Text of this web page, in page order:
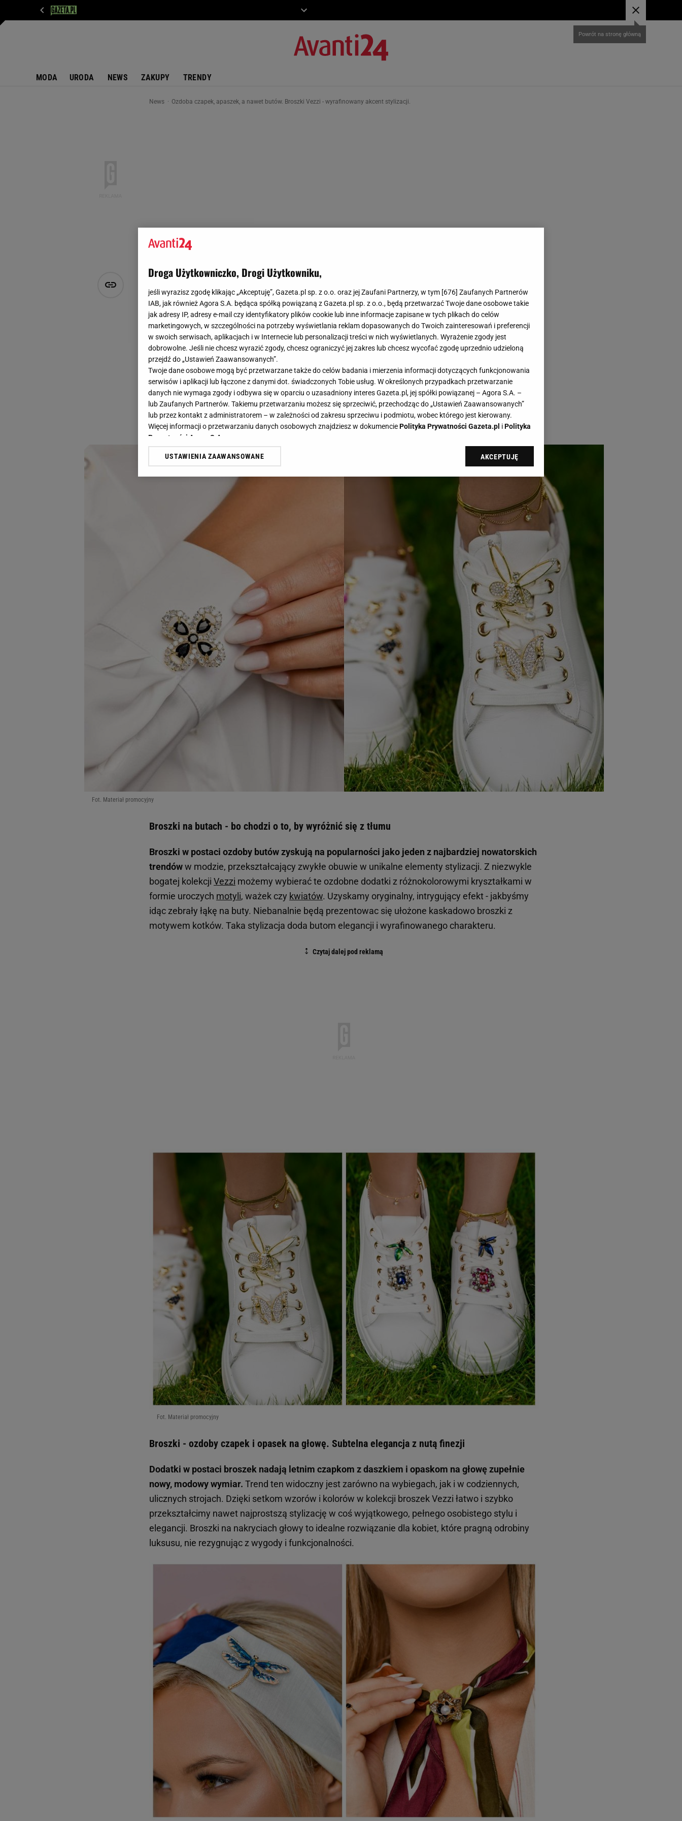
MODA URODA NEWS ZAKUPY TRENDY
News Ozdoba czapek, apaszek, a nawet butów. Broszki Vezzi - wyrafinowany akcent stylizacji.
Ozdoba czapek, apaszek, a nawet butów. Broszki Vezzi -
wyrafinowany akcent stylizacji.
PS
29 sierpnia 2024, 23:11
Broszki przeżywają obecnie prawdziwy renesans. Sięgamy po nie, bo zachwycają
różnorodnością form i stwarzają nieskończone możliwości stylizacji. Najnowsza kolekcja Vezzi
to prawdziwy raj dla miłośniczek broszek. Urzeka bogactwem wzorów i zaprasza do
eksperymentowania z tym dodatkiem. Nosimy je nie tylko na klapach żakietów czy jako
ozdobę bluzki, ale na czapkach, apaszkach, a nawet butach!
Fot. Materiał promocyjny
Broszki na butach - bo chodzi o to, by wyróżnić się z tłumu
Broszki w postaci ozdoby butów zyskują na popularności jako jeden z najbardziej nowatorskich
trendóww modzie, przekształcający zwykłe obuwie w unikalne elementy stylizacji. Z niezwykle
bogatej kolekcji Vezzi możemy wybierać te ozdobne dodatki z różnokolorowymi kryształkami w
formie uroczych motyli, ważek czy kwiatów. Uzyskamy oryginalny, intrygujący efekt - jakbyśmy
idąc zebrały łąkę na buty. Niebanalnie będą prezentowac się ułożone kaskadowo broszki z
motywem kotków. Taka stylizacja doda butom elegancji i wyrafinowanego charakteru.
Fot. Materiał promocyjny
Broszki - ozdoby czapek i opasek na głowę. Subtelna elegancja z nutą finezji
Dodatki w postaci broszek nadają letnim czapkom z daszkiem i opaskom na głowę zupełnie
nowy, modowy wymiar. Trend ten widoczny jest zarówno na wybiegach, jak i w codziennych,
ulicznych strojach. Dzięki setkom wzorów i kolorów w kolekcji broszek Vezzi łatwo i szybko
przekształcimy nawet najprostszą stylizację w coś wyjątkowego, pełnego osobistego stylu i
elegancji. Broszki na nakryciach głowy to idealne rozwiązanie dla kobiet, które pragną odrobiny
luksusu, nie rezygnując z wygody i funkcjonalności.
Droga Użytkowniczko, Drogi Użytkowniku,
jeśli wyrazisz zgodę klikając „Akceptuję”, Gazeta.pl sp. z o.o. oraz jej Zaufani Partnerzy, w tym [676] Zaufanych Partnerów
IAB, jak również Agora S.A. będąca spółką powiązaną z Gazeta.pl sp. z o.o., będą przetwarzać Twoje dane osobowe takie
jak adresy IP, adresy e-mail czy identyfikatory plików cookie lub inne informacje zapisane w tych plikach do celów
marketingowych, w szczególności na potrzeby wyświetlania reklam dopasowanych do Twoich zainteresowań i preferencji
w swoich serwisach, aplikacjach i w Internecie lub personalizacji treści w nich wyświetlanych. Wyrażenie zgody jest
dobrowolne. Jeśli nie chcesz wyrazić zgody, chcesz ograniczyć jej zakres lub chcesz wycofać zgodę uprzednio udzieloną
przejdź do „Ustawień Zaawansowanych”.
Twoje dane osobowe mogą być przetwarzane także do celów badania i mierzenia informacji dotyczących funkcjonowania
serwisów i aplikacji lub łączone z danymi dot. świadczonych Tobie usług. W określonych przypadkach przetwarzanie
danych nie wymaga zgody i odbywa się w oparciu o uzasadniony interes Gazeta.pl, jej spółki powiązanej – Agora S.A. –
lub Zaufanych Partnerów. Takiemu przetwarzaniu możesz się sprzeciwić, przechodząc do „Ustawień Zaawansowanych”
lub przez kontakt z administratorem – w zależności od zakresu sprzeciwu i podmiotu, wobec którego jest kierowany.
Więcej informacji o przetwarzaniu danych osobowych znajdziesz w dokumenciePolityka Prywatności Gazeta.pl iPolityka
Prywatności Agora S.A.
Klikając „Akceptuję” wyrażasz też zgodę na zainstalowanie i przechowywanie plików cookie Gazeta.pl sp. z o.o., jej
dotyczące plików cookie, wywołując narzędzie do zarządzania twoimi preferencjami dot. przetwarzania danych poprzez
odnośnik „Ustawienia prywatności ” w stopce serwisu i przechodząc do „Ustawień Zaawansowanych”. Zmiana ustawień
plików cookie możliwa jest także za pomocą ustawień przeglądarki.
My, nasi Zaufani Partnerzy i Agora S.A. możemy przetwarzać dane osobowe w następujących celach:
Użycie dokładnych danych geolokalizacyjnych. Aktywne skanowanie charakterystyki urządzenia do celów identyfikacji.
Przechowywanie informacji na urządzeniu lub dostęp do nich. Spersonalizowane reklamy i treści, pomiar reklam i treści,
badnie odbiorców i ulepszanie usług.
Lista Zaufanych Partnerów
USTAWIENIA ZAAWANSOWANE AKCEPTUJĘ